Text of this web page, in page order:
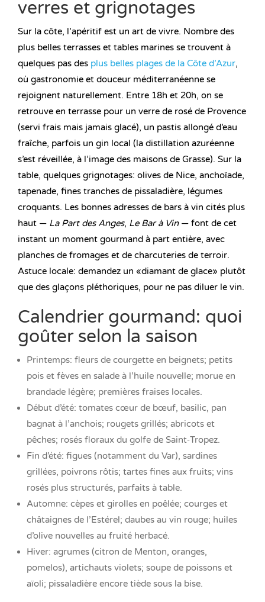
verres et grignotages
Sur la côte, l’apéritif est un art de vivre. Nombre des
plus belles terrasses et tables marines se trouvent à
quelques pas des plus belles plages de la Côte d’Azur,
où gastronomie et douceur méditerranéenne se
rejoignent naturellement. Entre 18h et 20h, on se
retrouve en terrasse pour un verre de rosé de Provence
(servi frais mais jamais glacé), un pastis allongé d’eau
fraîche, parfois un gin local (la distillation azuréenne
s’est réveillée, à l’image des maisons de Grasse). Sur la
table, quelques grignotages: olives de Nice, anchoïade,
tapenade, fines tranches de pissaladière, légumes
croquants. Les bonnes adresses de bars à vin cités plus
haut — La Part des Anges, Le Bar à Vin— font de cet
instant un moment gourmand à part entière, avec
planches de fromages et de charcuteries de terroir.
Astuce locale: demandez un «diamant de glace» plutôt
que des glaçons pléthoriques, pour ne pas diluer le vin.
Calendrier gourmand: quoi
goûter selon la saison
Printemps: fleurs de courgette en beignets; petits
pois et fèves en salade à l’huile nouvelle; morue en
brandade légère; premières fraises locales.
Début d’été: tomates cœur de bœuf, basilic, pan
bagnat à l’anchois; rougets grillés; abricots et
pêches; rosés floraux du golfe de Saint‑Tropez.
Fin d’été: figues (notamment du Var), sardines
grillées, poivrons rôtis; tartes fines aux fruits; vins
rosés plus structurés, parfaits à table.
Automne: cèpes et girolles en poêlée; courges et
châtaignes de l’Estérel; daubes au vin rouge; huiles
d’olive nouvelles au fruité herbacé.
Hiver: agrumes (citron de Menton, oranges,
pomelos), artichauts violets; soupe de poissons et
aïoli; pissaladière encore tiède sous la bise.